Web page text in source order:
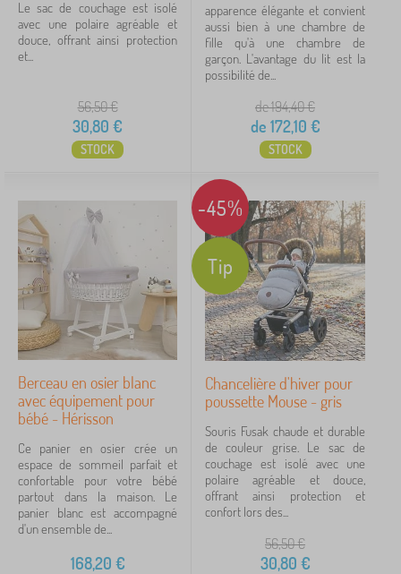
Le sac de couchage est isolé
avec une polaire agréable et
douce, offrant ainsi protection
et...
56,50€
30,80 €
STOCK
apparence élégante et convient
aussi bien à une chambre de
fille qu'à une chambre de
garçon. L'avantage du lit est la
possibilité de...
de 194,40€
de 172,10 €
STOCK
Berceau en osier blanc
avec équipement pour
bébé - Hérisson
Ce panier en osier crée un
espace de sommeil parfait et
confortable pour votre bébé
partout dans la maison. Le
panier blanc est accompagné
d'un ensemble de...
168,20 €
-45%
Tip
Chancelière d'hiver pour
poussette Mouse - gris
Souris Fusak chaude et durable
de couleur grise. Le sac de
couchage est isolé avec une
polaire agréable et douce,
offrant ainsi protection et
confort lors des...
56,50€
30,80 €